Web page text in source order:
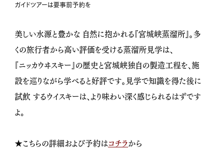
ガイドツアーは要事前予約を
美しい水源と豊かな 自然に抱かれる『宮城峡蒸溜所』。多
くの旅行者から高い評価を受ける蒸溜所見学は、
『ニッカウヰスキー』の歴史と宮城峡独自の製造工程を、施
設を巡りながら学べると好評です。見学で知識を得た後に
試飲 するウイスキーは、より味わい深く感じられるはずです
よ。
★こちらの詳細および予約はコチラから